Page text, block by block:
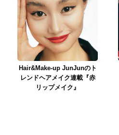
Hair&Make-up JunJunのト
レンドヘアメイク連載『赤
リップメイク』